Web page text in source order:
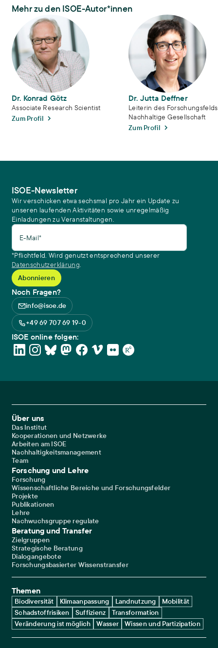
Mehr zu den ISOE-Autor*innen
Dr. Konrad Götz
Dr. Konrad Götz
Associate Research Scientist
Zum Profil
Dr. Jutta Deffner
Dr. Jutta Deffner
Leiterin des Forschungsfelds
Nachhaltige Gesellschaft
Zum Profil
ISOE-Newsletter
Wir verschicken etwa sechsmal pro Jahr ein Update zu
unseren laufenden Aktivitäten sowie unregelmäßig
Einladungen zu Veranstaltungen.
E-Mail*
*Pflichtfeld. Wird genutzt entsprechend unserer
Datenschutzerklärung.
Noch Fragen?
info@isoe.de
+49 69 707 69 19-0
ISOE online folgen:
Footer Main Navigation
Über uns
Das Institut
Kooperationen und Netzwerke
Arbeiten am ISOE
Nachhaltigkeitsmanagement
Team
Forschung und Lehre
Forschung
Wissenschaftliche Bereiche und Forschungsfelder
Projekte
Publikationen
Lehre
Nachwuchsgruppe regulate
Beratung und Transfer
Zielgruppen
Strategische Beratung
Dialogangebote
Forschungsbasierter Wissenstransfer
Themen
Biodiversität Klimaanpassung Landnutzung
Mobilität
Schadstoffrisiken
Suffizienz
Transformation
Veränderung ist möglich
Wasser Wissen und Partizipation